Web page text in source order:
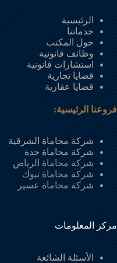
الرئيسية
خدماتنا
حول المكتب
وظائف قانونية
استشارات قانونية
قضايا تجارية
قضايا عقارية
فروعنا الرئيسية:
شركة محاماة الشرقية
شركة محاماة جدة
شركة محاماة الرياض
شركة محاماة تبوك
شركة محاماة عسير
مركز المعلومات
الأسئلة الشائعة